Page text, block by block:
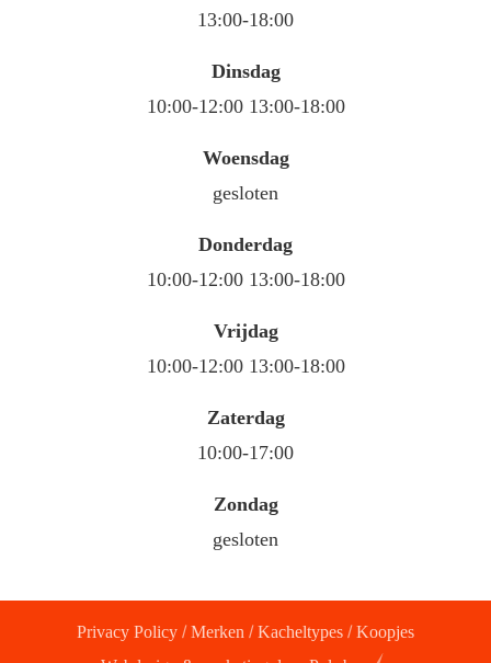
13:00-18:00
Dinsdag
10:00-12:00 13:00-18:00
Woensdag
gesloten
Donderdag
10:00-12:00 13:00-18:00
Vrijdag
10:00-12:00 13:00-18:00
Zaterdag
10:00-17:00
Zondag
gesloten
Privacy Policy /Merken /Kacheltypes /Koopjes